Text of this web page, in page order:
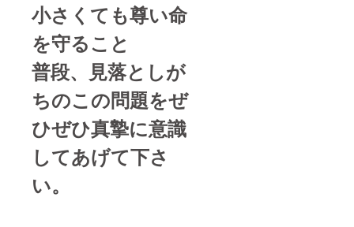
小さくても尊い命
を守ること
普段、見落としが
ちのこの問題をぜ
ひぜひ真摯に意識
してあげて下さ
い。